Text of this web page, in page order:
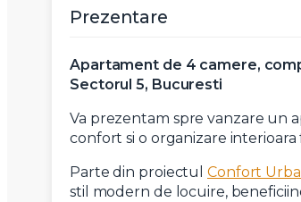
Prezentare
Apartament de 4 camere,
Sectorul 5, Bucuresti
Va prezentam spre vanzare un
confort si o organizare
Parte din proiectul Confort
stil modern de locuire,